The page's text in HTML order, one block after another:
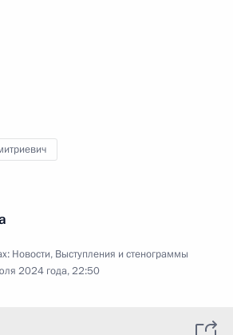
Новости, Выступления и стенограммы
2024 года, 22:50